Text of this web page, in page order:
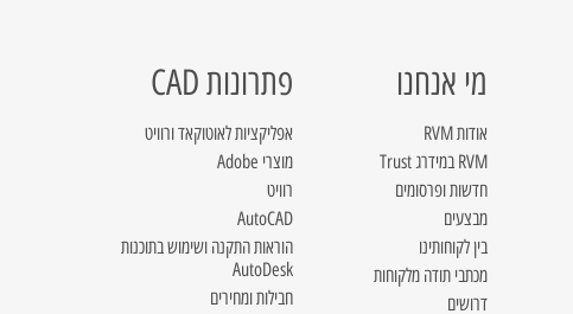
מי אנחנו
אודות RVM
RVM במידרג Trust
חדשות ופרסומים
מבצעים
בין לקוחותינו
מכתבי תודה מלקוחות
דרושים
פתרונות CAD
אפליקציות לאוטוקאד ורוויט
מוצרי Adobe
רוויט
AutoCAD
הוראות התקנה ושימוש בתוכנות
AutoDesk
חבילות ומחירים